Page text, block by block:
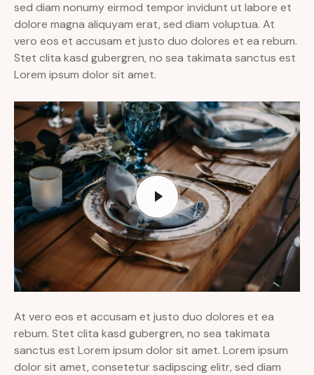
sed diam nonumy eirmod tempor invidunt ut labore et
dolore magna aliquyam erat, sed diam voluptua. At
vero eos et accusam et justo duo dolores et ea rebum.
Stet clita kasd gubergren, no sea takimata sanctus est
Lorem ipsum dolor sit amet.
At vero eos et accusam et justo duo dolores et ea
rebum. Stet clita kasd gubergren, no sea takimata
sanctus est Lorem ipsum dolor sit amet. Lorem ipsum
dolor sit amet, consetetur sadipscing elitr, sed diam